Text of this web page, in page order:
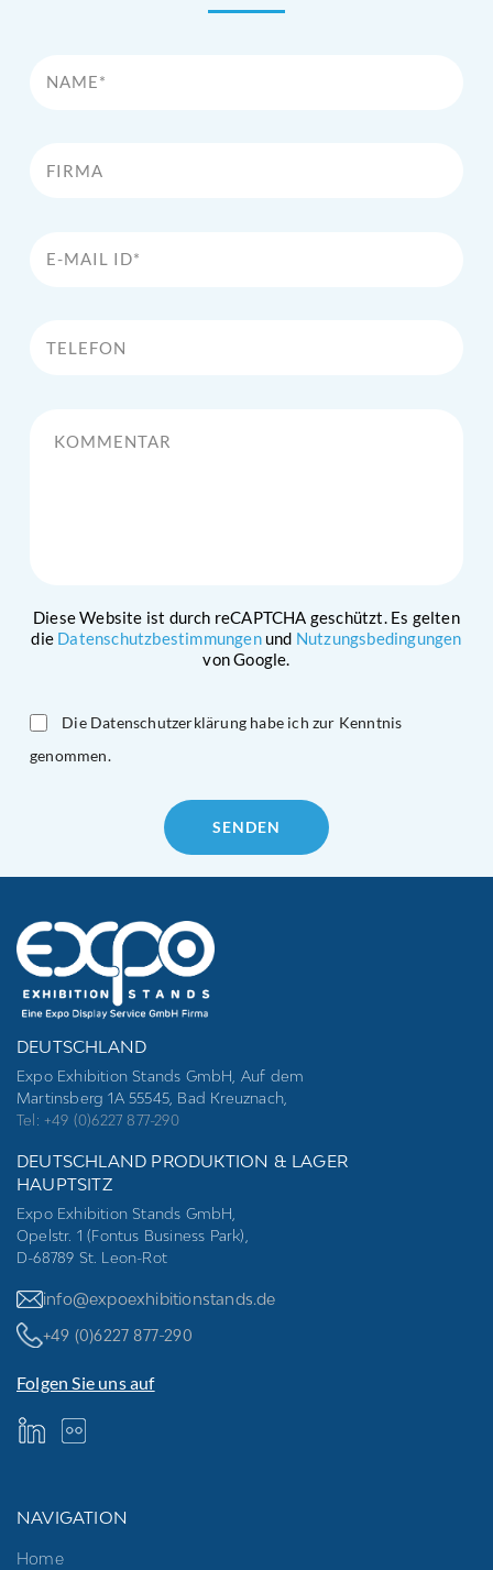
Diese Website ist durch reCAPTCHA geschützt. Es gelten
die Datenschutzbestimmungenund Nutzungsbedingungen
von Google.
Die Datenschutzerklärung habe ich zur Kenntnis
genommen.
empty.
DEUTSCHLAND
Expo Exhibition Stands GmbH, Auf dem
Martinsberg 1A 55545, Bad Kreuznach,
Tel: +49 (0)6227 877-290
DEUTSCHLAND PRODUKTION & LAGER
HAUPTSITZ
Expo Exhibition Stands GmbH,
Opelstr. 1 (Fontus Business Park),
D-68789 St. Leon-Rot
info@expoexhibitionstands.de
+49 (0)6227 877-290
Folgen Sie uns auf
NAVIGATION
Home